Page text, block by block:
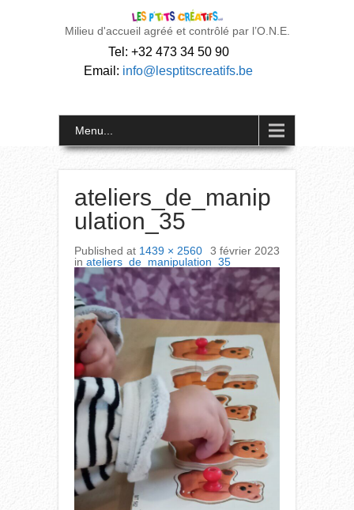
Milieu d'accueil agréé et contrôlé par l’O.N.E.
Tel: +32 473 34 50 90
Email: info@lesptitscreatifs.be
Menu...
ateliers_de_manip
ulation_35
Published 3 février 2023
at 1439 × 2560
in ateliers_de_manipulation_35